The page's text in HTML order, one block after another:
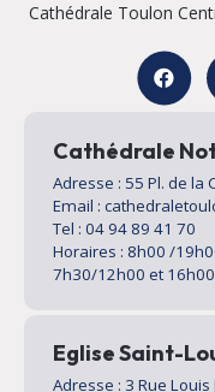
Cathédrale Toulon
Cathédrale
Adresse : 55 Pl. de la
Email :
Tel : 04 94 89 41 70
Horaires : 8h00 /
7h30/12h00 et
Eglise Saint-
Adresse : 3 Rue